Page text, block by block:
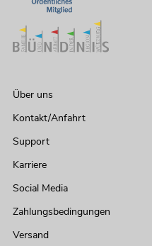
Über uns
Kontakt/Anfahrt
Support
Karriere
Social Media
Zahlungsbedingungen
Versand